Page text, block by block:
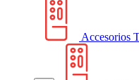
Accesorios